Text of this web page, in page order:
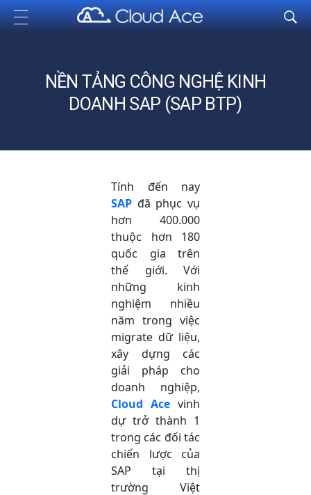
Cloud Ace
Nhà cung cấp giải pháp trên GCP cho doanh nghiệp
NỀN TẢNG CÔNG NGHỆ KINH
DOANH SAP (SAP BTP)
Tính đến nay
SAP đã phục vụ
hơn 400.000
thuộc hơn 180
quốc gia trên
thế giới. Với
những kinh
nghiệm nhiều
năm trong việc
migrate dữ liệu,
xây dựng các
giải pháp cho
doanh nghiệp,
Cloud Ace vinh
dự trở thành 1
trong các đối tác
chiến lược của
SAP tại thị
trường Việt